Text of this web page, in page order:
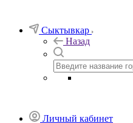
Сыктывкар
Назад
Личный кабинет